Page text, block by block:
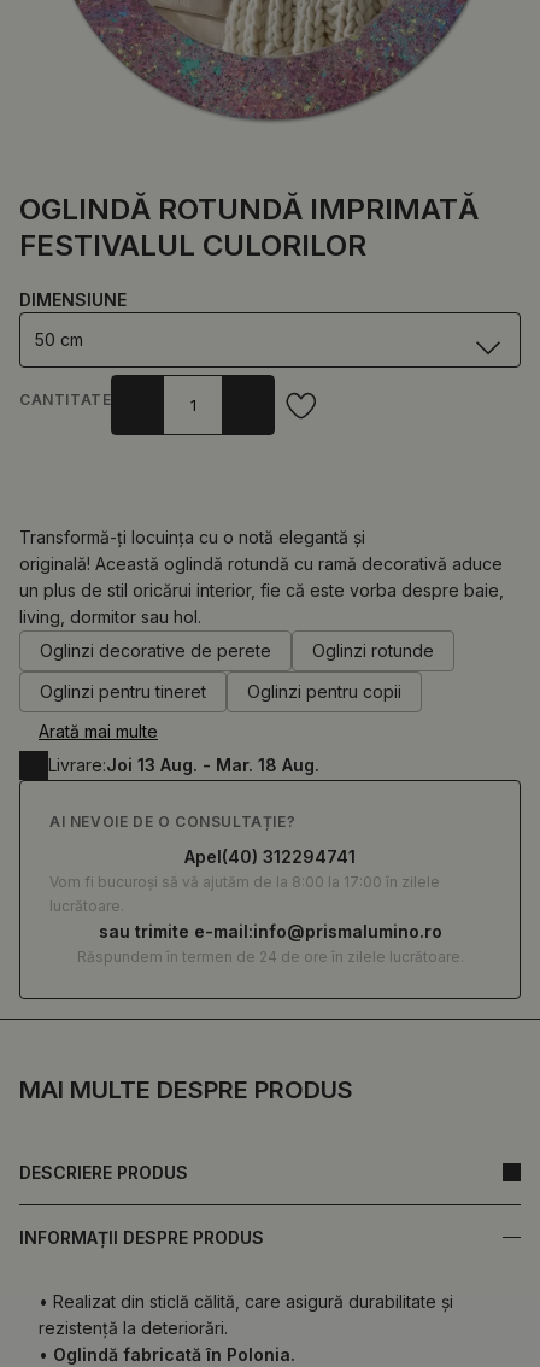
MAI MULTE DESPRE PRODUS
DESCRIERE PRODUS
INFORMAȚII DESPRE PRODUS
• Realizat din sticlă călită, care asigură durabilitate și
rezistență la deteriorări.
• Oglindă fabricată în Polonia.
OGLINDĂ ROTUNDĂ IMPRIMATĂ
FESTIVALUL CULORILOR
DIMENSIUNE
50 cm
CANTITATE
0.00RON
Transformă-ți locuința cu o notă elegantă și
originală! Această oglindă rotundă cu ramă decorativă aduce
un plus de stil oricărui interior, fie că este vorba despre baie,
living, dormitor sau hol.
Oglinzi decorative de perete
Oglinzi rotunde
Oglinzi pentru tineret
Oglinzi pentru copii
Arată mai multe
Livrare:Joi 13 Aug. - Mar. 18 Aug.
AI NEVOIE DE O CONSULTAȚIE?
Apel(40) 312294741
Vom fi bucuroși să vă ajutăm de la 8:00 la 17:00 în zilele
lucrătoare.
sau trimite e-mail:info@prismalumino.ro
Răspundem în termen de 24 de ore în zilele lucrătoare.